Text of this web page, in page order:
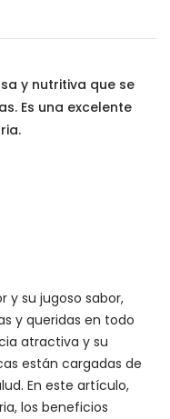
y nutritiva que se
Es una excelente
y su jugoso sabor,
y queridas en todo
atractiva y su
están cargadas de
En este artículo,
los beneficios